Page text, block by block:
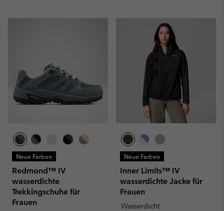
Neue Farben
Redmond™ IV
wasserdichte
Trekkingschuhe für
Frauen
Neue Farben
Inner Limits™ IV
wasserdichte Jacke für
Frauen
Wasserdicht